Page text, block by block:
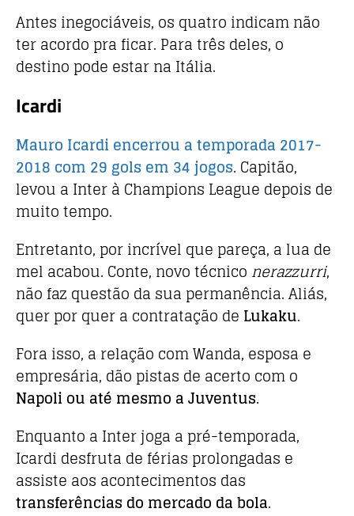
Antes inegociáveis, os quatro indicam não
ter acordo pra ficar. Para três deles, o
destino pode estar na Itália.
Icardi
Mauro Icardi encerrou a temporada 2017-
2018 com 29 gols em 34 jogos. Capitão,
levou a Inter à Champions League depois de
muito tempo.
Entretanto, por incrível que pareça, a lua de
mel acabou. Conte, novo técnico nerazzurri,
não faz questão da sua permanência. Aliás,
quer por quer a contratação de Lukaku.
Fora isso, a relação com Wanda, esposa e
empresária, dão pistas de acerto com o
Napoli ou até mesmo a Juventus.
Enquanto a Inter joga a pré-temporada,
Icardi desfruta de férias prolongadas e
assiste aos acontecimentos das
transferências do mercado da bola.